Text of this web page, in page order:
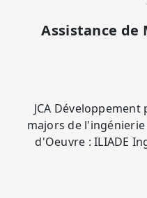
Assistance de
JCA
majors de
d'Oeuvre : ILIADE